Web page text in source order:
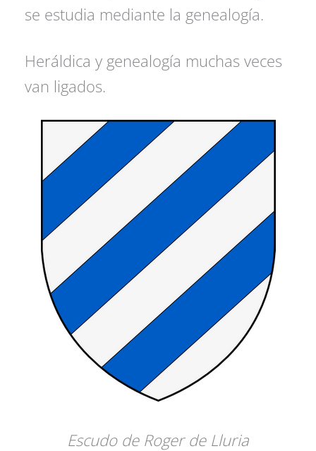
se estudia mediante la genealogía.
Heráldica y genealogía muchas veces
van ligados.
Escudo de Roger de Lluria